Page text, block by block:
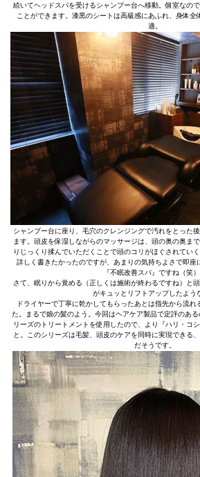
続いてヘッドスパを受けるシャンプー台へ移動。個室なの
ことができます。漆黒のシートは高級感にあふれ、身体
適。
シャンプー台に座り、毛穴のクレンジングで汚れをとった
ます。頭皮を保湿しながらのマッサージは、頭の奥の奥ま
りじっくり揉んでいただくことで頭のコリがほぐされてい
詳しく書きたかったのですが、あまりの気持ちよさで即
『不眠改善スパ』ですね（笑）
さて、眠りから覚める（正しくは施術が終わるですね）と
がキュッとリフトアップしたよう
ドライヤーで丁寧に乾かしてもらったあとは指先から流れ
た。まるで娘の髪のよう。今回はヘアケア製品で定評のあ
リーズのトリートメントを使用したので、より『ハリ・コ
と。このシリーズは毛髪、頭皮のケアを同時に実現できる
だそうです。